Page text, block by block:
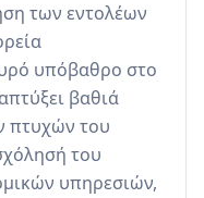
των εντολέων
υπόβαθρο στο
βαθιά
πτυχών του
του
υπηρεσιών,